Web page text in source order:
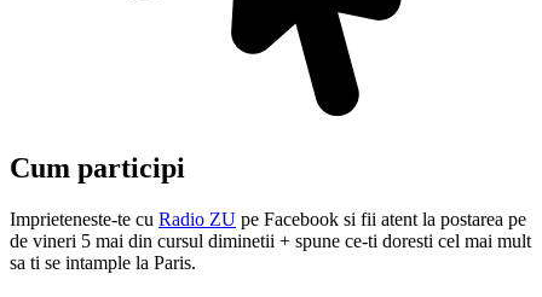
Cum participi
Imprieteneste-te cu Radio ZU pe Facebook si fii atent la postarea pe
de vineri 5 mai din cursul diminetii + spune ce-ti doresti cel mai mult
sa ti se intample la Paris.